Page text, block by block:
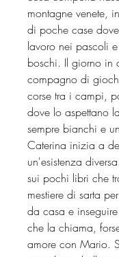
montagne venete,
di poche case
lavoro nei pascoli
boschi. Il giorno in
compagno di
corse tra i campi,
dove lo aspettano
sempre bianchi e
Caterina inizia a
un'esistenza
sui pochi libri che
mestiere di sarta
da casa e
che la chiama,
amore con Mario.